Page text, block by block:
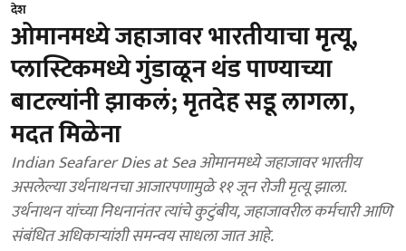
देश
ओमानमध्ये जहाजावर भारतीयाचा मृत्यू,
प्लास्टिकमध्ये गुंडाळून थंड पाण्याच्या
बाटल्यांनी झाकलं; मृतदेह सडू लागला,
मदत मिळेना
Indian Seafarer Dies at Sea ओमानमध्ये जहाजावर भारतीय
असलेल्या उर्थनाथनचा आजारपणामुळे ११ जून रोजी मृत्यू झाला.
उर्थनाथन यांच्या निधनानंतर त्यांचे कुटुंबीय, जहाजावरील कर्मचारी आणि
संबंधित अधिकाऱ्यांशी समन्वय साधला जात आहे.